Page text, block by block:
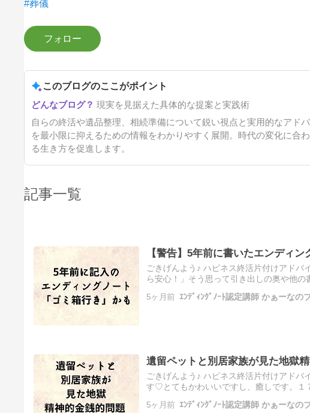
#葬儀
このブログのここがポイント
現実を見据えた具体的な提案と実践術
自らの終活や遺品整理、相続準備について鋭い視点と実用的なアド
を最小限に抑えるための情報をわかりやすく展開。時代の変化に合
る生き方を促進します。
記事一覧
【警告】5年前に書いたエンディ
ごきげんよう♪ ハピネス終活片付けアド
ら安心！」そう思って引き出しの奥や他の
5ヶ月前 ｴﾝﾃﾞｨﾝｸﾞﾉｰﾄ認定講師 かぁーなの
遺留ペットと別居家族が見た地獄
ごきげんよう♪ ハピネス終活片付けアド
す♡とてもかわいいですし、癒しです。１
5ヶ月前 ｴﾝﾃﾞｨﾝｸﾞﾉｰﾄ認定講師 かぁーなの